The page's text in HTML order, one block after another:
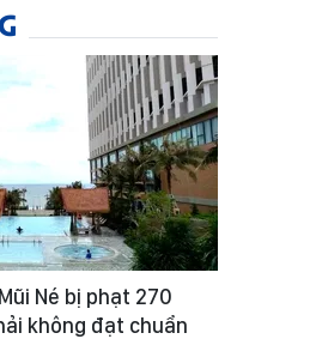
Né bị phạt 270
không đạt chuẩn